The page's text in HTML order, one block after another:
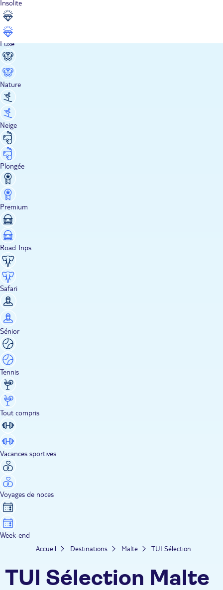
Insolite
Luxe
Nature
Neige
Plongée
Premium
Road Trips
Safari
Sénior
Tennis
Tout compris
Vacances sportives
Voyages de noces
Week-end
Accueil Destinations Malte TUI Sélection
TUI Sélection Malte